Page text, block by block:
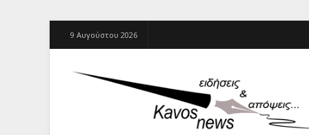
9 Αυγούστου 2026